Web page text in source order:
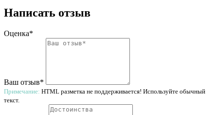
Написать отзыв
Оценка*
Ваш отзыв*
Примечание: HTML разметка не поддерживается! Используйте обычный
текст.